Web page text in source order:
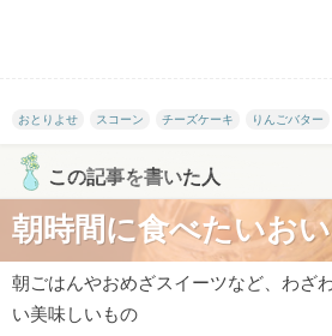
おとりよせ スコーン チーズケーキ りんごバター
この記事を書いた人
朝時間に食べたいお
朝ごはんやおめざスイーツなど、わざ
い美味しいもの